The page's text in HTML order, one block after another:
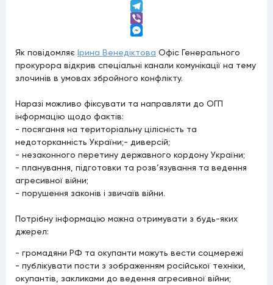
LinkedIn
Telegram
Viber
Як повідомляє Ірина Венедіктова Офіс Генерального
прокурора відкрив спеціальні канали комунікації на тему
злочинів в умовах збройного конфлікту.
Наразі можливо фіксувати та направляти до ОГП
інформацію щодо фактів:
- посягання на територіальну цілісність та
недоторканність України;- диверсій;
- незаконного перетину державного кордону України;
- планування, підготовки та розв‘язування та ведення
агресивної війни;
- порушення законів і звичаїв війни.
Потрібну інформацію можна отримувати з будь-яких
джерел:
- громадяни РФ та окупанти можуть вести соцмережі
- публікувати пости з зображенням російської техніки,
окупантів, закликами до ведення агресивної війни;